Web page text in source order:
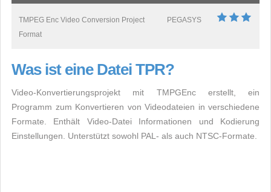
TMPEG Enc Video Conversion Project
Format
PEGASYS
Was ist eine Datei TPR?
Video-Konvertierungsprojekt mit TMPGEnc erstellt, ein
Programm zum Konvertieren von Videodateien in verschiedene
Formate. Enthält Video-Datei Informationen und Kodierung
Einstellungen. Unterstützt sowohl PAL- als auch NTSC-Formate.